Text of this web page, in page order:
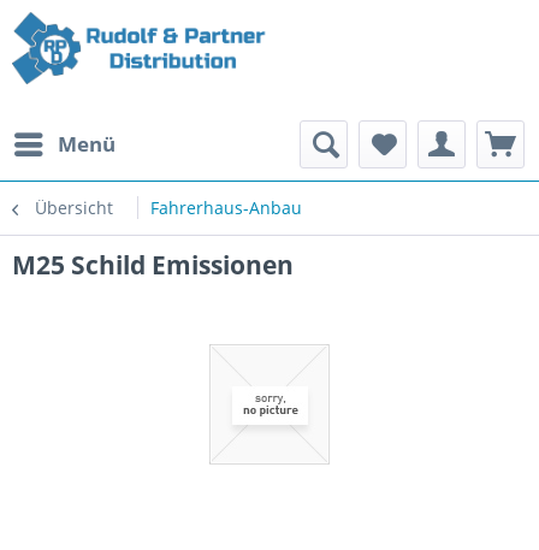
Menü
Übersicht Fahrerhaus-Anbau
M25 Schild Emissionen